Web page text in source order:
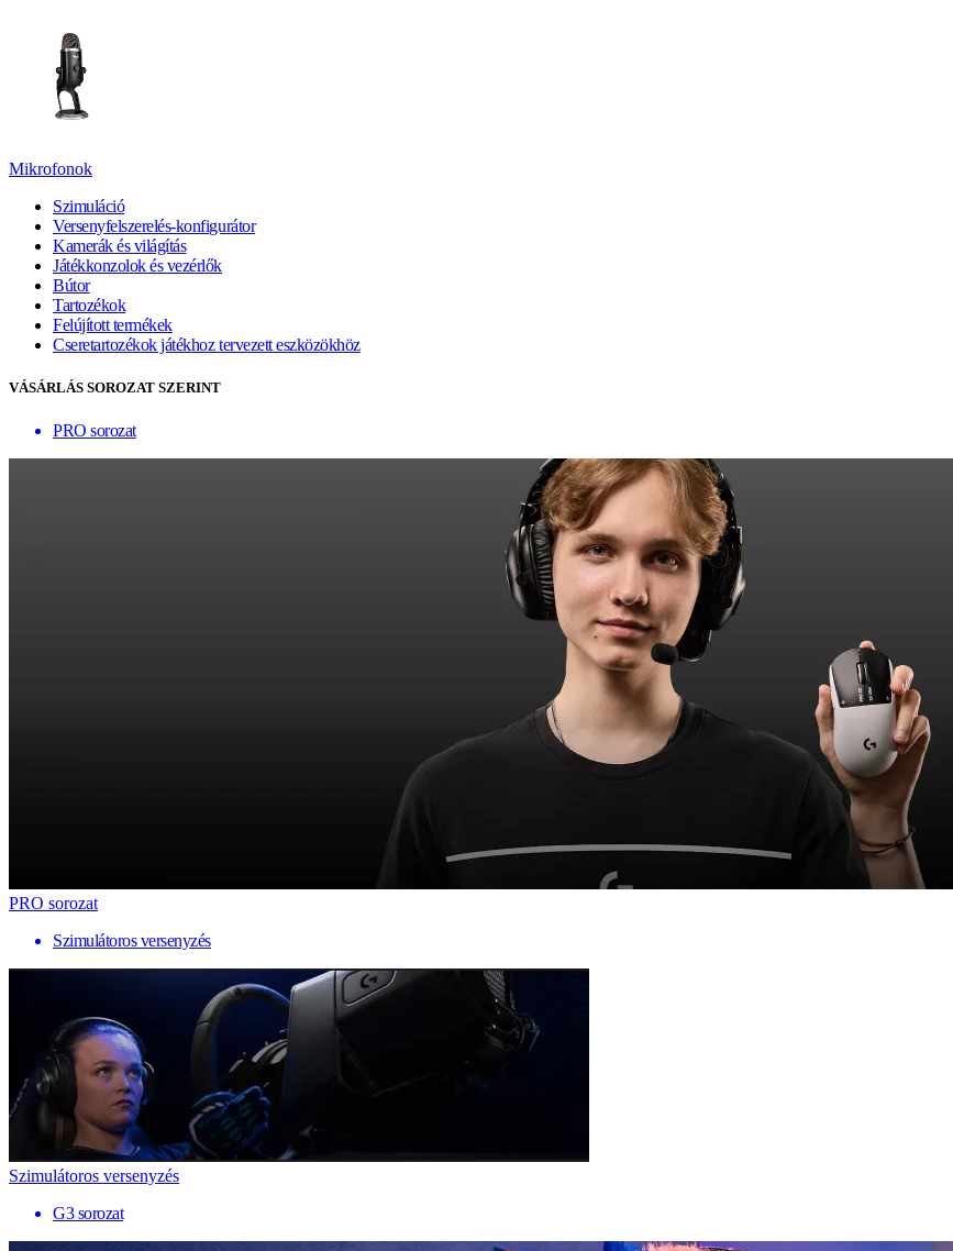
Mikrofonok
Szimuláció
Versenyfelszerelés-konfigurátor
Kamerák és világítás
Játékkonzolok és vezérlők
Bútor
Tartozékok
Felújított termékek
Cseretartozékok játékhoz tervezett eszközökhöz
VÁSÁRLÁS SOROZAT SZERINT
PRO sorozat
PRO sorozat
Szimulátoros versenyzés
Szimulátoros versenyzés
G3 sorozat